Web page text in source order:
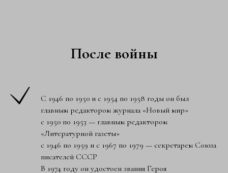
После войны
С 1946 по 1950 и с 1954 по 1958 годы он был
главным редактор­ом журнала «Новый мир»
с 1950 по 1953 — главным редактором
«Литературной газеты­»
с 1946 по 1959 и с 1967 по 1979 — сек­ретарем Союза
писате­лей СССР
В 1974 году он удостоен звания Героя